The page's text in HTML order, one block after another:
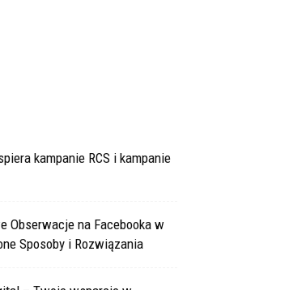
kampanie RCS i kampanie
Obserwacje na Facebooka w
Sposoby i Rozwiązania